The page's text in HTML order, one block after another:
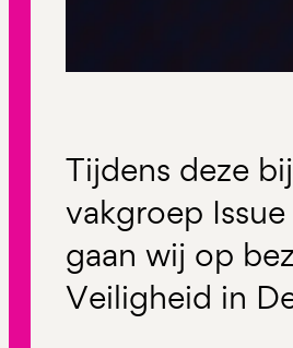
Tijdens deze
vakgroep
gaan wij op
Veiligheid in